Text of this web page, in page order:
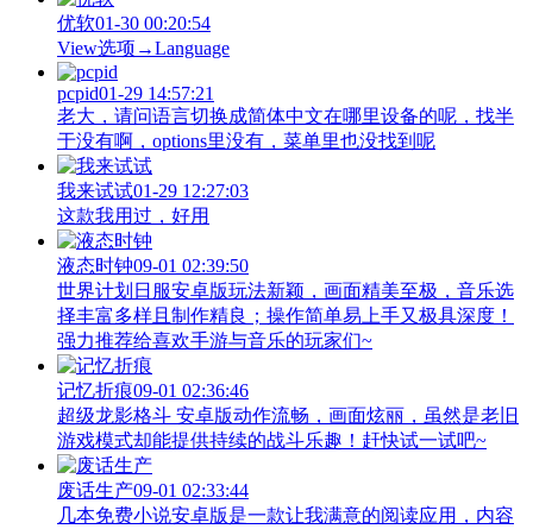
优软01-30 00:20:54
View‌选项→Language
pcpid01-29 14:57:21
老大，请问语言切换成简体中文在哪里设备的呢，找半
于没有啊，options里没有，菜单里也没找到呢
我来试试01-29 12:27:03
这款我用过，好用
液态时钟09-01 02:39:50
世界计划日服安卓版玩法新颖，画面精美至极，音乐选
择丰富多样且制作精良；操作简单易上手又极具深度！
强力推荐给喜欢手游与音乐的玩家们~
记忆折痕09-01 02:36:46
超级龙影格斗 安卓版动作流畅，画面炫丽，虽然是老旧
游戏模式却能提供持续的战斗乐趣！赶快试一试吧~
废话生产09-01 02:33:44
几本免费小说安卓版是一款让我满意的阅读应用，内容